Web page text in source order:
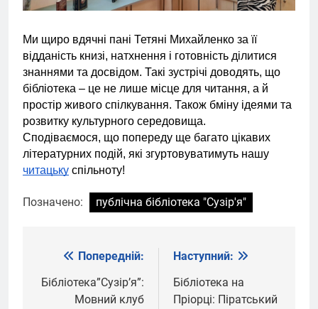
Ми щиро вдячні пані Тетяні Михайленко за її
відданість книзі, натхнення і готовність ділитися
знаннями та досвідом. Такі зустрічі доводять, що
бібліотека – це не лише місце для читання, а й
простір живого спілкування. Також бміну ідеями та
розвитку культурного середовища.
Сподіваємося, що попереду ще багато цікавих
літературних подій, які згуртовуватимуть нашу
читацьку спільноту!
Позначено: публічна бібліотека "Сузір'я"
Навігація
записів
Попередній:
Бібліотека”Сузірʼя”:
Мовний клуб
Наступний:
Бібліотека на
Пріорці: Піратський